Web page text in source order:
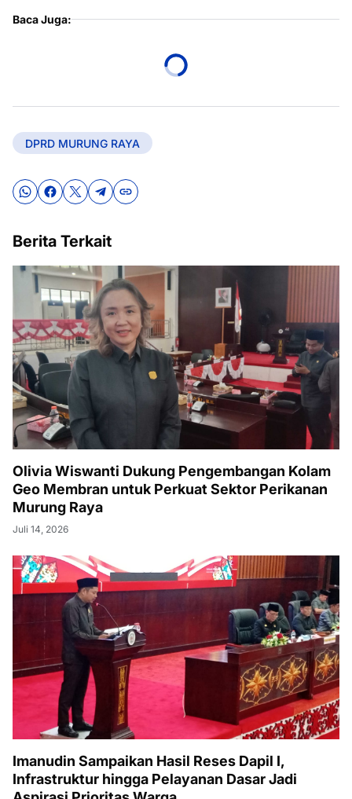
Baca Juga:
DPRD MURUNG RAYA
Berita Terkait
Olivia Wiswanti Dukung Pengembangan Kolam
Geo Membran untuk Perkuat Sektor Perikanan
Murung Raya
Juli 14, 2026
Imanudin Sampaikan Hasil Reses Dapil I,
Infrastruktur hingga Pelayanan Dasar Jadi